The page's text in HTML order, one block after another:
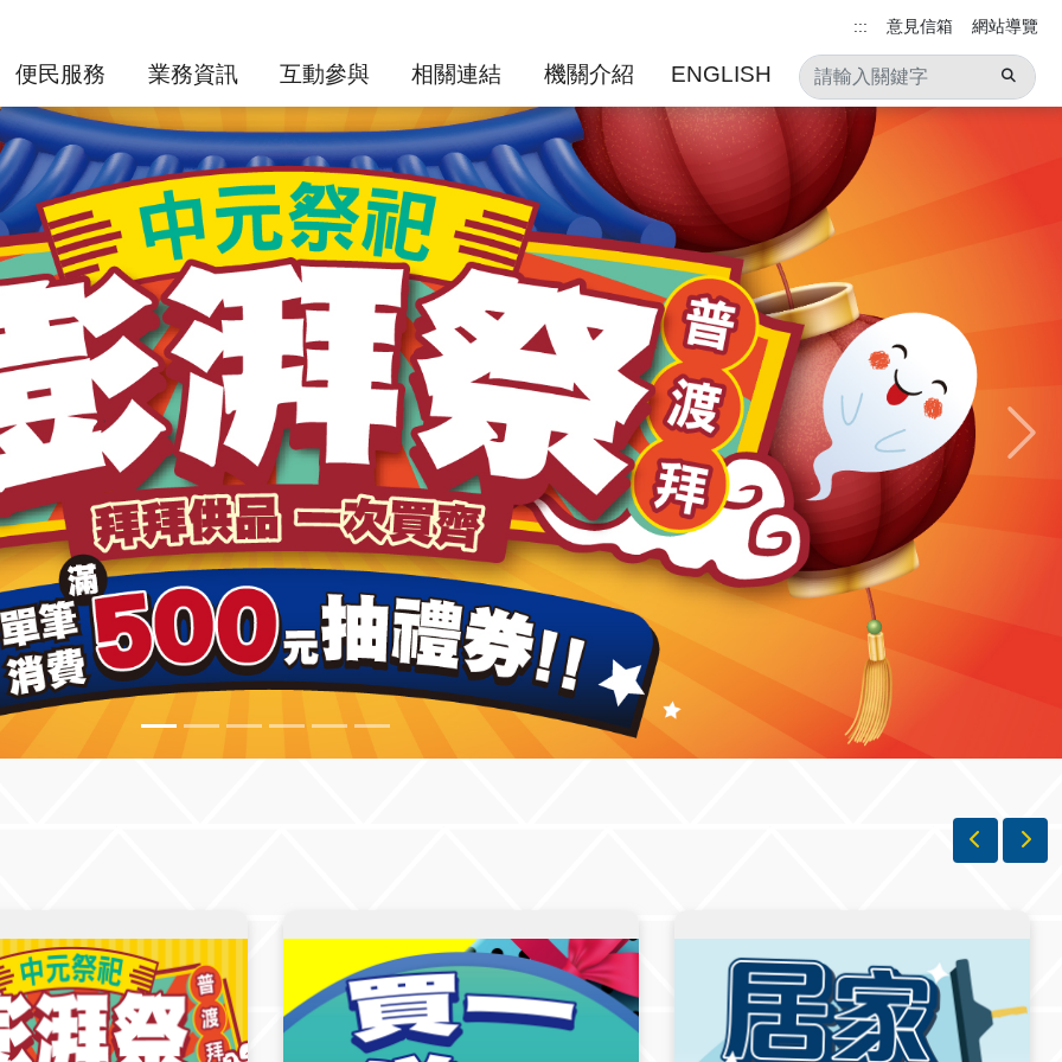
::: 意見信箱 網站導覽
便民服務 業務資訊 互動參與 相關連結 機關介紹 ENGLISH
Next